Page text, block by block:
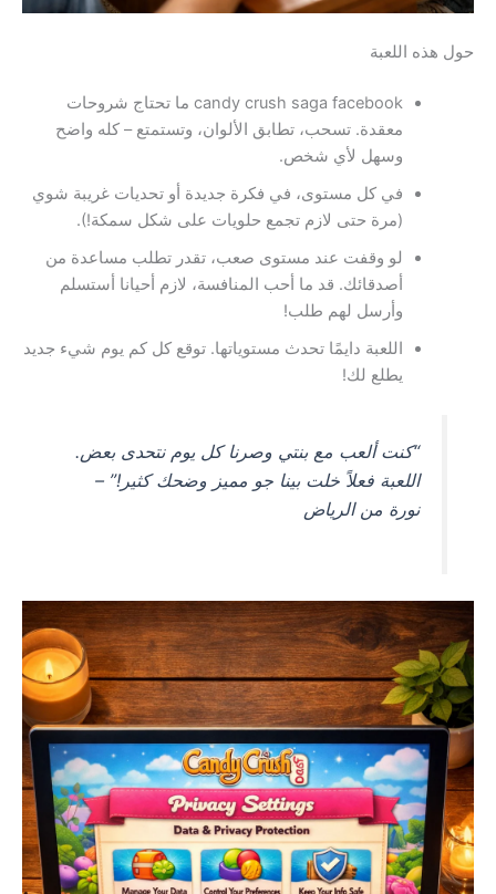
حول هذه اللعبة
candy crush saga facebook ما تحتاج شروحات
معقدة. تسحب، تطابق الألوان، وتستمتع – كله واضح
وسهل لأي شخص.
في كل مستوى، في فكرة جديدة أو تحديات غريبة شوي
(مرة حتى لازم تجمع حلويات على شكل سمكة!).
لو وقفت عند مستوى صعب، تقدر تطلب مساعدة من
أصدقائك. قد ما أحب المنافسة، لازم أحيانا أستسلم
وأرسل لهم طلب!
اللعبة دايمًا تحدث مستوياتها. توقع كل كم يوم شيء جديد
يطلع لك!
“كنت ألعب مع بنتي وصرنا كل يوم نتحدى بعض.
اللعبة فعلاً خلت بينا جو مميز وضحك كثير!” –
نورة من الرياض